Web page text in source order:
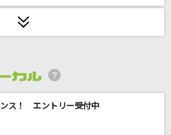
ス！ エントリー受付中